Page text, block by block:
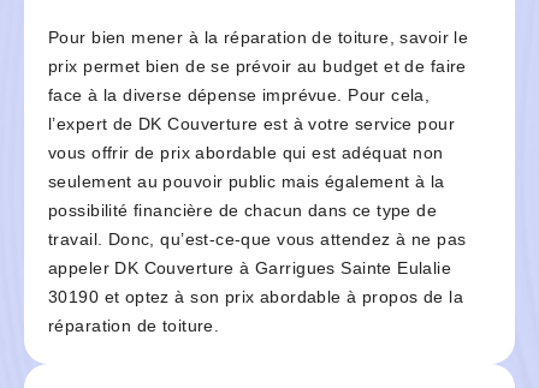
Pour bien mener à la réparation de toiture, savoir le
prix permet bien de se prévoir au budget et de faire
face à la diverse dépense imprévue. Pour cela,
l’expert de DK Couverture est à votre service pour
vous offrir de prix abordable qui est adéquat non
seulement au pouvoir public mais également à la
possibilité financière de chacun dans ce type de
travail. Donc, qu’est-ce-que vous attendez à ne pas
appeler DK Couverture à Garrigues Sainte Eulalie
30190 et optez à son prix abordable à propos de la
réparation de toiture.